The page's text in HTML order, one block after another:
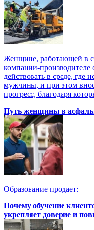
Женщине, работающей в
компании-производителе
действовать в среде, где
мужчины, и при этом
прогресс, благодаря
Путь женщины в
Образование продает:
Почему обучение
укрепляет доверие и